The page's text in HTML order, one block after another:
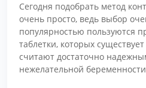
Сегодня подобрать метод
очень просто, ведь выбор
популярностью пользуются
таблетки, которых
считают достаточно
нежелательной